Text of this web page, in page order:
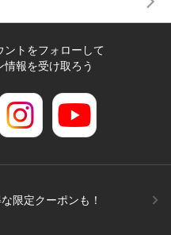
ントをフォローして
報を受け取ろう
限定クーポンも！